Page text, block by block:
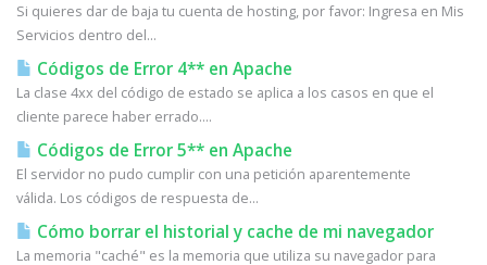
Si quieres dar de baja tu cuenta de hosting, por favor: Ingresa en Mis
Servicios dentro del...
Códigos de Error 4** en Apache
La clase 4xx del código de estado se aplica a los casos en que el
cliente parece haber errado....
Códigos de Error 5** en Apache
El servidor no pudo cumplir con una petición aparentemente
válida. Los códigos de respuesta de...
Cómo borrar el historial y cache de mi navegador
La memoria "caché" es la memoria que utiliza su navegador para